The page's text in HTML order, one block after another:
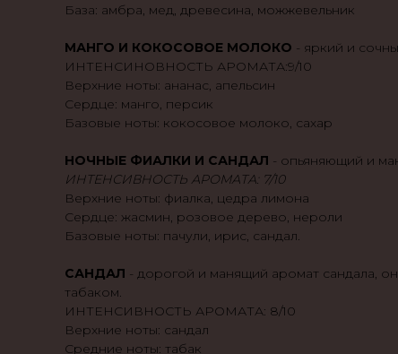
База: амбра, мед, древесина, можжевельник
МАНГО И КОКОСОВОЕ МОЛОКО - яркий и
ИНТЕНСИНОВНОСТЬ АРОМАТА:9/10
Верхние ноты: ананас, апельсин
Сердце: манго, персик
Базовые ноты: кокосовое молоко, сахар
НОЧНЫЕ ФИАЛКИ И САНДАЛ - опьяняющий и
ИНТЕНСИВНОСТЬ АРОМАТА: 7/10
Верхние ноты: фиалка, цедра лимона
Сердце: жасмин, розовое дерево, нероли
Базовые ноты: пачули, ирис, сандал.
САНДАЛ - дорогой и манящий аромат сандала,
табаком.
ИНТЕНСИВНОСТЬ АРОМАТА: 8/10
Верхние ноты: сандал
Средние ноты: табак